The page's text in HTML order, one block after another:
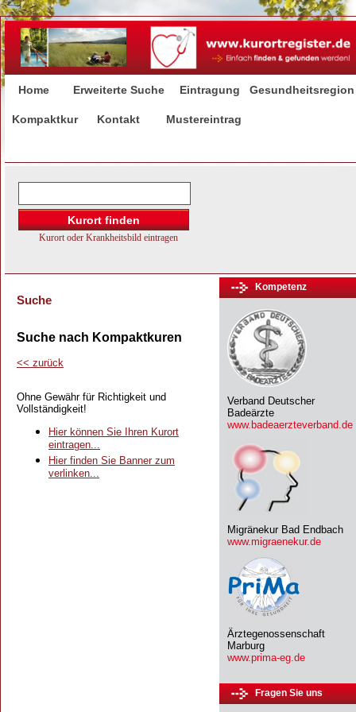
Home Erweiterte Suche Eintragung Gesundheitsregion
Kompaktkur Kontakt Mustereintrag
Suche
Suche nach Kompaktkuren
<< zurück
Ohne Gewähr für Richtigkeit und
Vollständigkeit!
Hier können Sie Ihren Kurort
eintragen...
Hier finden Sie Banner zum
verlinken...
Kompetenz
Verband Deutscher
Badeärzte
www.badeaerzteverband.de
Migränekur Bad Endbach
www.migraenekur.de
Ärztegenossenschaft
Marburg
www.prima-eg.de
Fragen Sie uns